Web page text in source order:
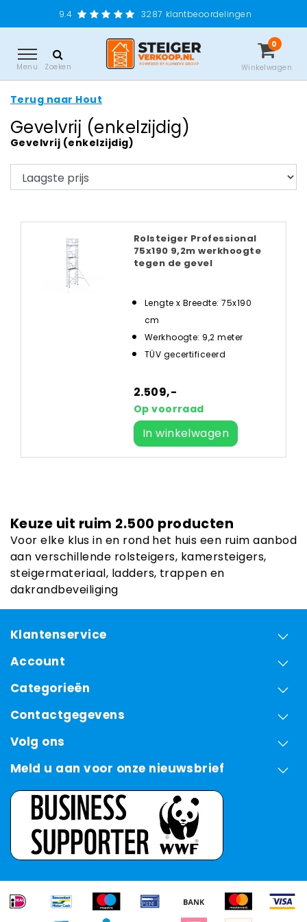
9.4 3287 klantbeoordelingen
Menu Zoeken
0
Winkelwagen
Terug naar Hout
Gevelvrij (enkelzijdig)
Gevelvrij (enkelzijdig)
Rolsteiger Professional
75x190 9,2m werkhoogte
tegen de gevel
Lengte x Breedte: 75x190
cm
Werkhoogte: 9,2 meter
TÜV gecertificeerd
2.509,-
Op voorraad
In winkelwagen
Keuze uit ruim 2.500 producten
Voor elke klus in en rond het huis een ruim aanbod
aan verschillende rolsteigers, kamersteigers,
steigermateriaal, ladders, trappen en
dakrandbeveiliging
Klantenservice
Account
Categorieën
Contactgegevens
Volg ons
Meld u aan voor onze nieuwsbrief